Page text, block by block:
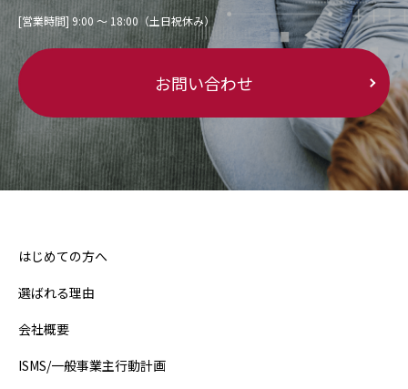
[営業時間] 9:00 〜 18:00（土日祝休み）
お問い合わせ
はじめての方へ
選ばれる理由
会社概要
ISMS/一般事業主行動計画